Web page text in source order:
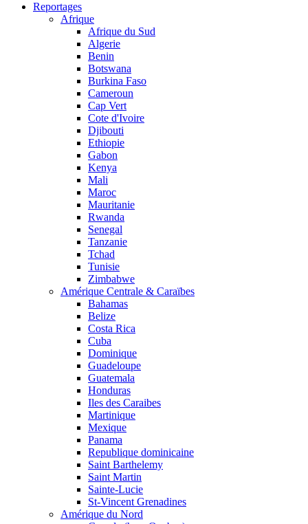
Reportages
Afrique
Afrique du Sud
Algerie
Benin
Botswana
Burkina Faso
Cameroun
Cap Vert
Cote d'Ivoire
Djibouti
Ethiopie
Gabon
Kenya
Mali
Maroc
Mauritanie
Rwanda
Senegal
Tanzanie
Tchad
Tunisie
Zimbabwe
Amérique Centrale & Caraïbes
Bahamas
Belize
Costa Rica
Cuba
Dominique
Guadeloupe
Guatemala
Honduras
Iles des Caraibes
Martinique
Mexique
Panama
Republique dominicaine
Saint Barthelemy
Saint Martin
Sainte-Lucie
St-Vincent Grenadines
Amérique du Nord